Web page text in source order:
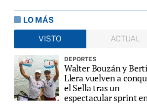
LO MÁS
VISTO
ACTUAL
DEPORTES
Walter Bouzán y
Llera vuelven a
el Sella tras un
espectacular sprint